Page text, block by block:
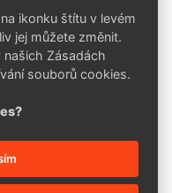
procesů vyřizování
vyplnění přiloženého
ikonku štítu v levém
jej můžete změnit.
Zásadách
souborů cookies.